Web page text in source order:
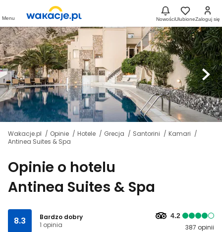
Menu NowościUlubioneZaloguj się
Wakacje.pl Opinie Hotele Grecja Santorini
Kamari
Antinea Suites & Spa
Opinie o hotelu
Antinea Suites & Spa
8.3
Bardzo dobry
1 opinia
4.2
387 opinii